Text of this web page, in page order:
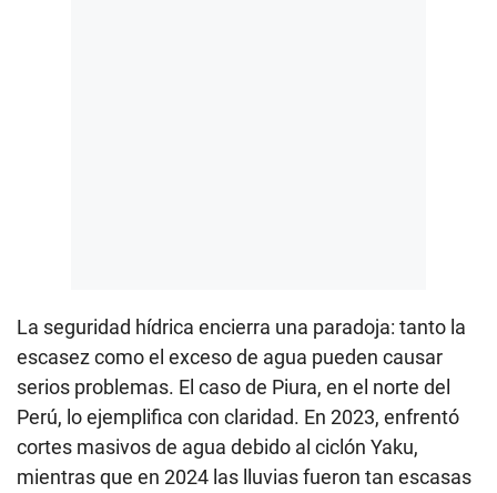
La seguridad hídrica encierra una paradoja: tanto la
escasez como el exceso de agua pueden causar
serios problemas. El caso de Piura, en el norte del
Perú, lo ejemplifica con claridad. En 2023, enfrentó
cortes masivos de agua debido al ciclón Yaku,
mientras que en 2024 las lluvias fueron tan escasas